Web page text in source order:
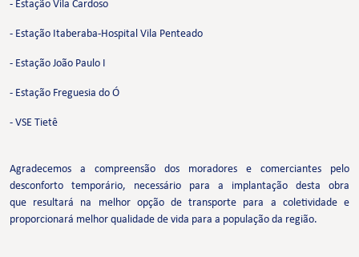
- Estação Vila Cardoso
- Estação Itaberaba-Hospital Vila Penteado
- Estação João Paulo I
- Estação Freguesia do Ó
- VSE Tietê
Agradecemos a compreensão dos moradores e comerciantes pelo
desconforto temporário, necessário para a implantação desta obra
que resultará na melhor opção de transporte para a coletividade e
proporcionará melhor qualidade de vida para a população da região.